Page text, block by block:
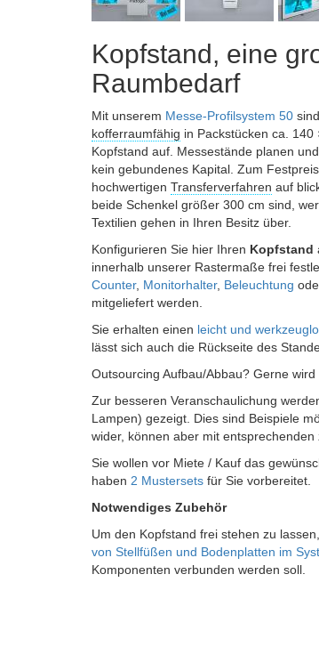
Kopfstand, eine
Raumbedarf
Mit unserem Messe-Profilsystem 50
kofferraumfähig in Packstücken ca.
Kopfstand auf. Messestände planen
kein gebundenes Kapital. Zum
hochwertigen Transferverfahren auf
beide Schenkel größer 300 cm sind,
Textilien gehen in Ihren Besitz über.
Konfigurieren Sie hier Ihren Kopfstand
innerhalb unserer Rastermaße frei
Counter, Monitorhalter, Beleuchtung
mitgeliefert werden.
Sie erhalten einen leicht und
lässt sich auch die Rückseite des
Outsourcing Aufbau/Abbau? Gerne
Zur besseren Veranschaulichung
Lampen) gezeigt. Dies sind Beispiele
wider, können aber mit
Sie wollen vor Miete / Kauf das
haben 2 Mustersets für Sie vorbereitet.
Notwendiges Zubehör
Um den Kopfstand frei stehen zu
von Stellfüßen und Bodenplatten im
Komponenten verbunden werden soll.